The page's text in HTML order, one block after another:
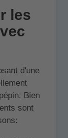
les
d'une
Bien
sont